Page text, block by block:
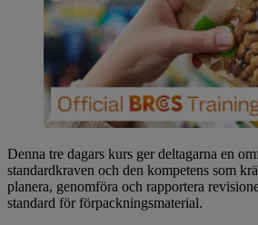
Denna tre dagars kurs ger deltagarna en
standardkraven och den kompetens som
planera, genomföra och rapportera
standard för förpackningsmaterial.